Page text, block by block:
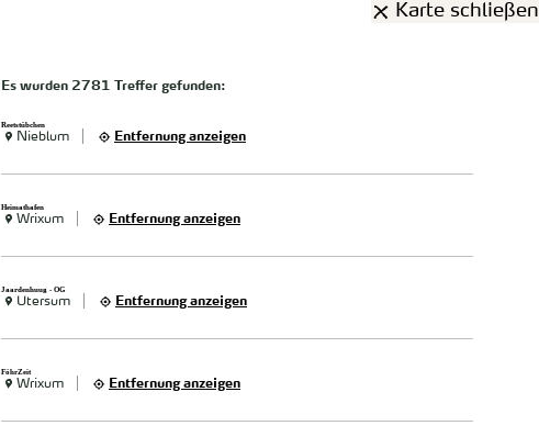
Karte schließen
Es wurden 2781 Treffer gefunden:
Reetstübchen
Nieblum Entfernung anzeigen
Heimathafen
Wrixum Entfernung anzeigen
Jaardenhuug - OG
Utersum Entfernung anzeigen
FöhrZeit
Wrixum Entfernung anzeigen